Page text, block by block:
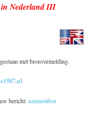
in Nederland III
met bronvermelding.
bericht:aanmelden